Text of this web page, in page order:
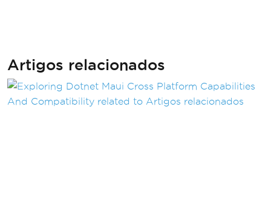
Artigos relacionados